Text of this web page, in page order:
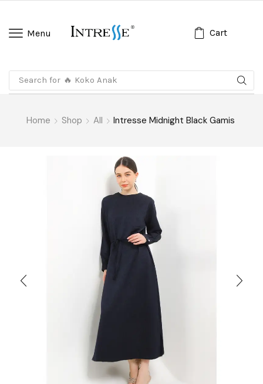
Menu Cart
Search for 🔥 Koko Anak
Home Shop All Intresse Midnight Black Gamis